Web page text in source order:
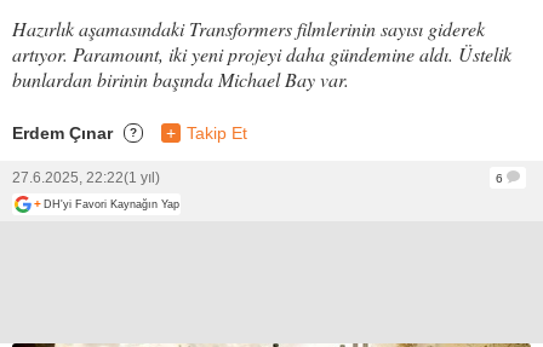
Hazırlık aşamasındaki Transformers filmlerinin sayısı giderek
artıyor. Paramount, iki yeni projeyi daha gündemine aldı. Üstelik
bunlardan birinin başında Michael Bay var.
Erdem Çınar ? + Takip Et
27.6.2025, 22:22(1 yıl)
6
+ DH'yi Favori Kaynağın Yap